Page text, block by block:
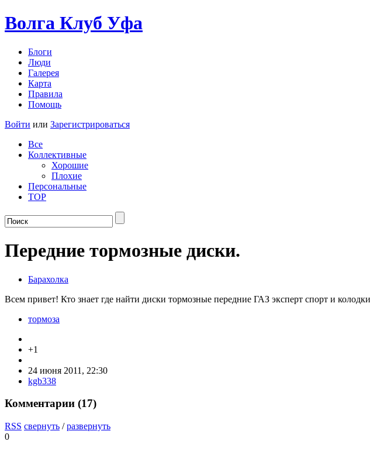
Волга Клуб Уфа
Блоги
Люди
Галерея
Карта
Правила
Помощь
Войти или Зарегистрироваться
Все
Коллективные
Хорошие
Плохие
Персональные
TOP
Передние тормозные диски.
Барахолка
Всем привет! Кто знает где найти диски тормозные передние ГАЗ эксперт спорт и
тормоза
+1
24 июня 2011, 22:30
kgb338
Комментарии (17)
RSS свернуть /развернуть
0